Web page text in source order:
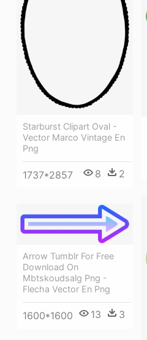
Starburst Clipart Oval -
Vector Marco Vintage En
Png
1737*2857 8 2
Arrow Tumblr For Free
Download On
Mbtskoudsalg Png -
Flecha Vector En Png
1600*1600 13 3